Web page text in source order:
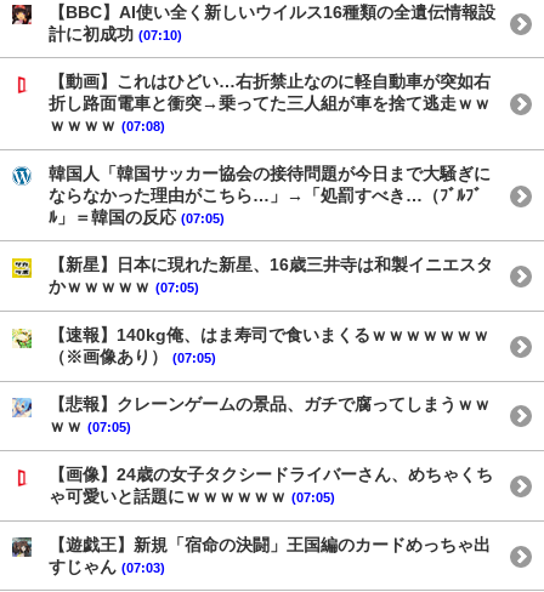
【BBC】AI使い全く新しいウイルス16種類の全遺伝情報設
計に初成功 (07:10)
【動画】これはひどい…右折禁止なのに軽自動車が突如右
折し路面電車と衝突→乗ってた三人組が車を捨て逃走ｗｗ
ｗｗｗｗ (07:08)
韓国人「韓国サッカー協会の接待問題が今日まで大騒ぎに
ならなかった理由がこちら…」→「処罰すべき…（ﾌﾞﾙﾌﾞ
ﾙ」＝韓国の反応 (07:05)
【新星】日本に現れた新星、16歳三井寺は和製イニエスタ
かｗｗｗｗｗ (07:05)
【速報】140kg俺、はま寿司で食いまくるｗｗｗｗｗｗｗ
（※画像あり）
(07:05)
【悲報】クレーンゲームの景品、ガチで腐ってしまうｗｗ
ｗｗ (07:05)
【画像】24歳の女子タクシードライバーさん、めちゃくち
ゃ可愛いと話題にｗｗｗｗｗｗ (07:05)
【遊戯王】新規「宿命の決闘」王国編のカードめっちゃ出
すじゃん (07:03)